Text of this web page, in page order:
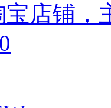
宝店铺，